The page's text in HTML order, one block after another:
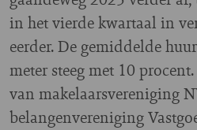
in het vierde kwartaal in
eerder. De gemiddelde
meter steeg met 10
van makelaarsvereniging
belangenvereniging